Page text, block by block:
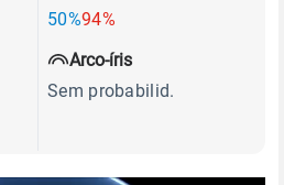
50%94%
Arco-íris
Sem probabilid.